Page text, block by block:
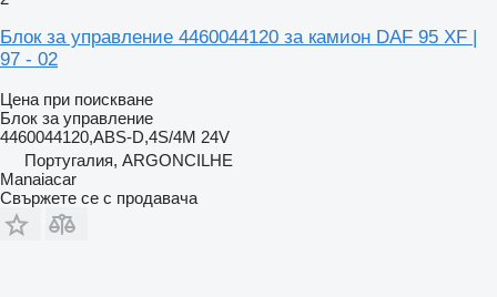
Блок за управление 4460044120 за камион DAF 95 XF |
97 - 02
Цена при поискване
Блок за управление
4460044120,ABS-D,4S/4M 24V
Португалия, ARGONCILHE
Manaiacar
Свържете се с продавача